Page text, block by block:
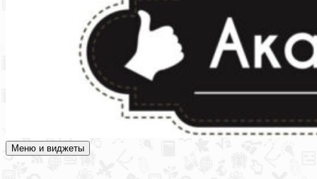
Академия СОВА
Подготовка к ЕГЭ, ОГЭ, ВПР, МЦКО, СтатГрад, КДР, ВОШ,
Меню и виджеты